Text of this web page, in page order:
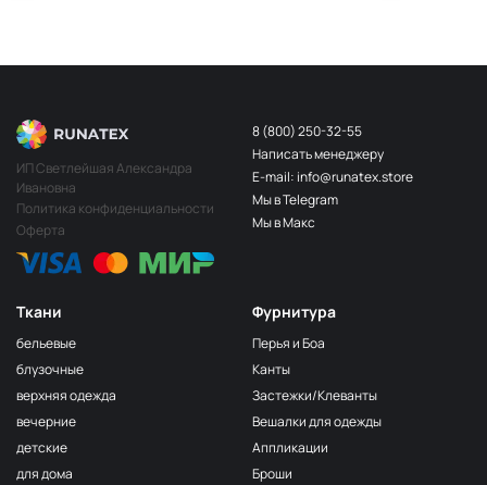
Ткани
бельевые
блузочные
верхняя одежда
вечерние
детские
для дома
Фурнитура
Перья и Боа
Канты
Застежки/Клеванты
Вешалки для одежды
Аппликации
Броши
ИП Светлейшая Александра
Ивановна
Политика конфиденциальности
Оферта
8 (800) 250-32-55
Написать менеджеру
E-mail: info@runatex.store
Мы в Telegram
Мы в Макс